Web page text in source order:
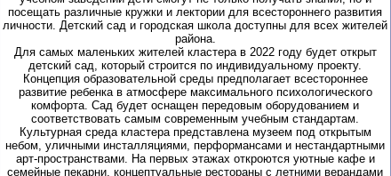
посещать различные кружки и лектории для всестороннего развития
личности. Детский сад и городская школа доступны для всех жителей
района.
Для самых маленьких жителей кластера в 2022 году будет открыт
детский сад, который строится по индивидуальному проекту.
Концепция образовательной среды предполагает всестороннее
развитие ребенка в атмосфере максимального психологического
комфорта. Сад будет оснащен передовым оборудованием и
соответствовать самым современным учебным стандартам.
Культурная среда кластера представлена музеем под открытым
небом, уличными инсталляциями, перформансами и нестандартными
арт-пространствами. На первых этажах откроются уютные кафе и
семейные пекарни, концептуальные рестораны с летними верандами